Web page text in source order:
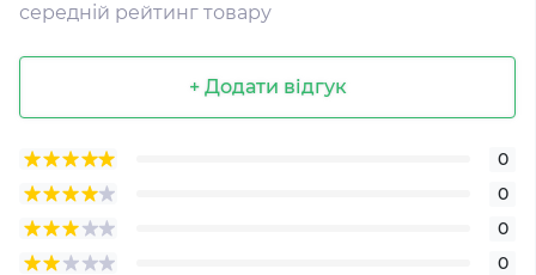
середній рейтинг товару
+ Додати відгук
0
0
0
0